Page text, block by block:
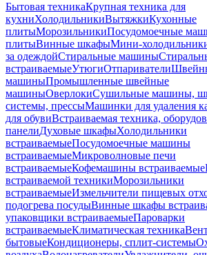
Бытовая техникаКрупная техника для
кухниХолодильникиВытяжкиКухонные
плитыМорозильникиПосудомоечные
плитыВинные шкафыМини-
за одеждойСтиральные машины
встраиваемыеУтюгиОтпариватели
машиныПромышленные швейные
машиныОверлокиСушильные машины,
системы, прессыМашинки для удаления
для обувиВстраиваемая техника,
панелиДуховые шкафыХолодильники
встраиваемыеПосудомоечные машины
встраиваемыеМикроволновые печи
встраиваемыеКофемашины встраиваемые
встраиваемой техникиМорозильники
встраиваемыеИзмельчители пищевых
подогрева посудыВинные шкафы
упаковщики встраиваемыеПароварки
встраиваемыеКлиматическая техника
бытовыеКондиционеры, сплит-системы